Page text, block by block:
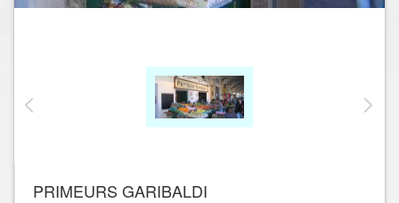
PRIMEURS GARIBALDI